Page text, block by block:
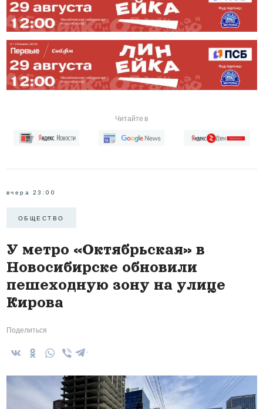
Читайте в
вчера 23:00
ОБЩЕСТВО
У метро «Октябрьская» в
Новосибирске обновили
пешеходную зону на улице
Кирова
Поделиться